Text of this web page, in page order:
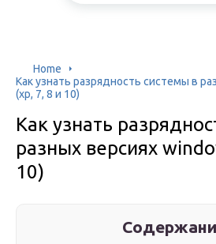
Home
Как узнать разрядность системы в
(xp, 7, 8 и 10)
Как узнать
разных версиях
10)